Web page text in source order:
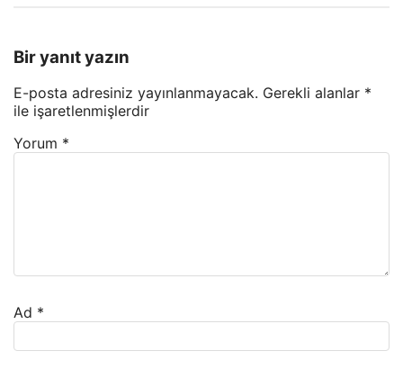
Bir yanıt yazın
E-posta adresiniz yayınlanmayacak. Gerekli alanlar *
ile işaretlenmişlerdir
Yorum *
Ad *